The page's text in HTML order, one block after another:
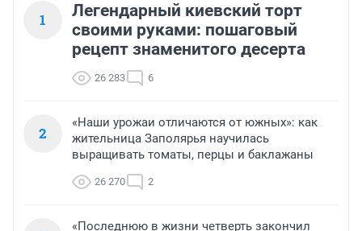
1
Легендарный киевский торт
своими руками: пошаговый
рецепт знаменитого десерта
26 283 6
2
«Наши урожаи отличаются от южных»: как
жительница Заполярья научилась
выращивать томаты, перцы и баклажаны
26 270 2
«Последнюю в жизни четверть закончил